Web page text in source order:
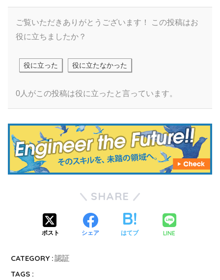
ご覧いただきありがとうございます！
この投稿はお
役に立ちましたか？
役に立った 役に立たなかった
0人がこの投稿は役に立ったと言っています。
SHARE
ポスト シェア はてブ LINE
CATEGORY :認証
TAGS :